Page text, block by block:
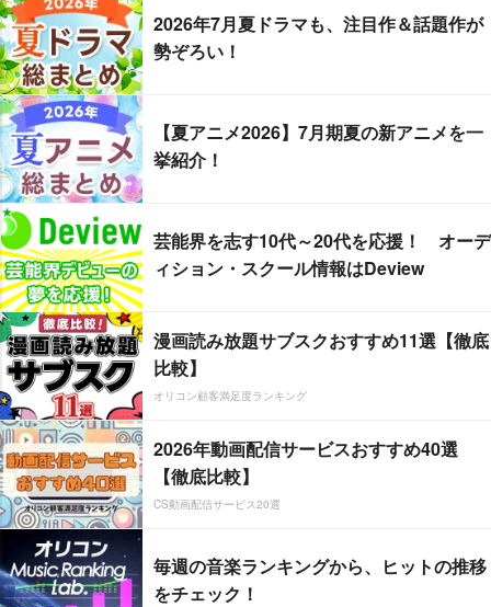
2026年7月夏ドラマも、注目作＆話題作が
勢ぞろい！
【夏アニメ2026】7月期夏の新アニメを一
挙紹介！
芸能界を志す10代～20代を応援！ オーデ
ィション・スクール情報はDeview
漫画読み放題サブスクおすすめ11選【徹底
比較】
オリコン顧客満足度ランキング
2026年動画配信サービスおすすめ40選
【徹底比較】
CS動画配信サービス20選
毎週の音楽ランキングから、ヒットの推移
をチェック！